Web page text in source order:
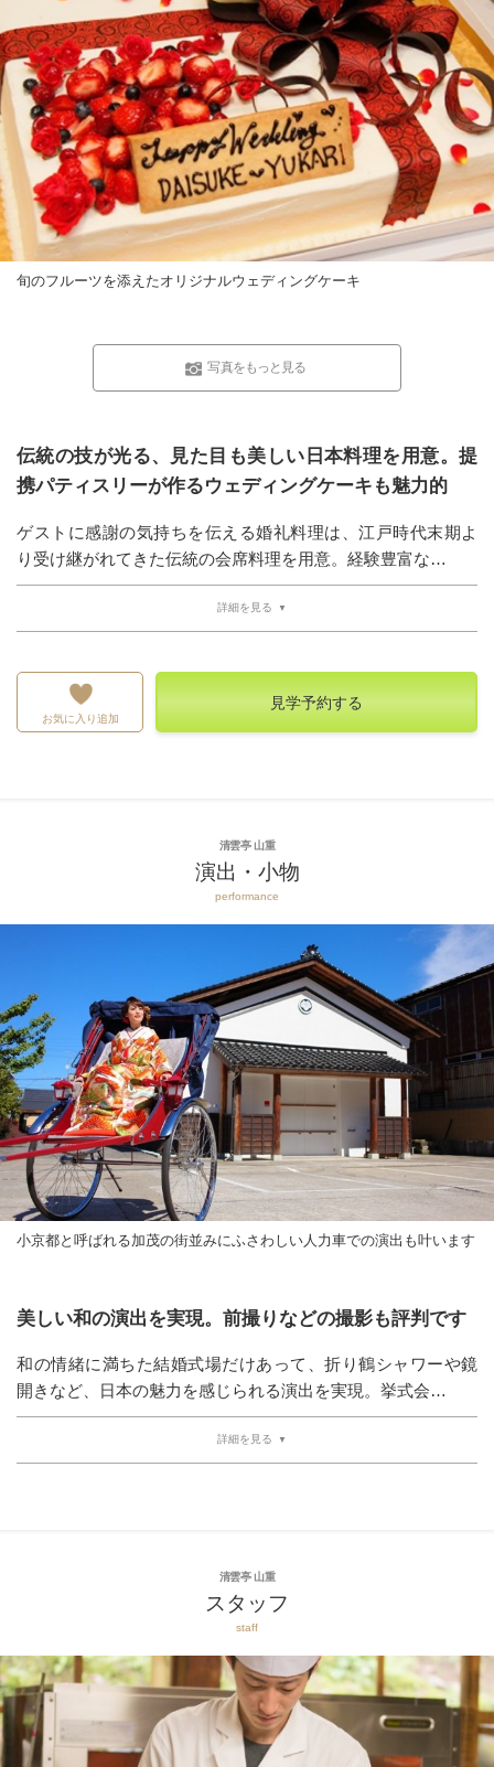
旬のフルーツを添えたオリジナルウェディングケーキ
写真をもっと見る
伝統の技が光る、見た目も美しい日本料理を用意。提
携パティスリーが作るウェディングケーキも魅力的
ゲストに感謝の気持ちを伝える婚礼料理は、江戸時代末期よ
り受け継がれてきた伝統の会席料理を用意。経験豊富な…
詳細を見る
お気に入り追加
見学予約する
清雲亭 山重
演出・小物
performance
小京都と呼ばれる加茂の街並みにふさわしい人力車での演出も叶います
美しい和の演出を実現。前撮りなどの撮影も評判です
和の情緒に満ちた結婚式場だけあって、折り鶴シャワーや鏡
開きなど、日本の魅力を感じられる演出を実現。挙式会…
詳細を見る
清雲亭 山重
スタッフ
staff